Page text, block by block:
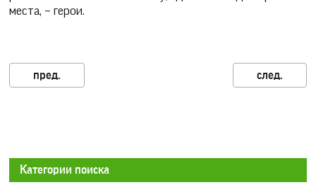
места, – герои.
Категории поиска